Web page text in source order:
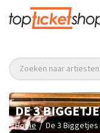
Zoeken naar
DE 3
Home / De 3 Biggetjes